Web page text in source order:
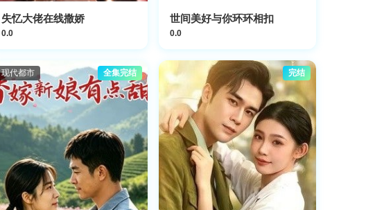
失忆大佬在线撒娇
0.0
世间美好与你环环相扣
0.0
现代都市 全集完结 完结